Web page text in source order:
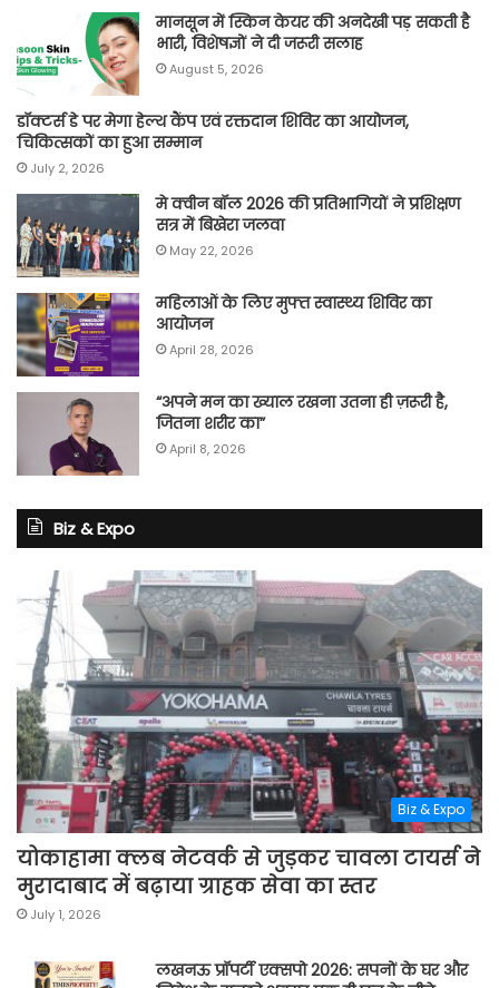
मानसून में स्किन केयर की अनदेखी पड़ सकती है
भारी, विशेषज्ञों ने दी जरूरी सलाह
August 5, 2026
डॉक्टर्स डे पर मेगा हेल्थ कैंप एवं रक्तदान शिविर का आयोजन,
चिकित्सकों का हुआ सम्मान
July 2, 2026
मे क्वीन बॉल 2026 की प्रतिभागियों ने प्रशिक्षण
सत्र में बिखेरा जलवा
May 22, 2026
महिलाओं के लिए मुफ्त स्वास्थ्य शिविर का
आयोजन
April 28, 2026
“अपने मन का ख्याल रखना उतना ही ज़रूरी है,
जितना शरीर का”
April 8, 2026
Biz & Expo
Biz & Expo
योकाहामा क्लब नेटवर्क से जुड़कर चावला टायर्स ने
मुरादाबाद में बढ़ाया ग्राहक सेवा का स्तर
July 1, 2026
लखनऊ प्रॉपर्टी एक्सपो 2026: सपनों के घर और